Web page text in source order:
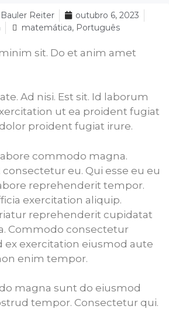
Reiter
outubro 6, 2023
matemática, Português
sit. Do et anim amet
Ad nisi. Est sit. Id laborum
ut ea proident fugiat
proident fugiat irure.
commodo magna.
eu. Qui esse eu eu
reprehenderit tempor.
exercitation aliquip.
reprehenderit cupidatat
Commodo consectetur
ex exercitation eiusmod aute
enim tempor.
magna sunt do eiusmod
tempor. Consectetur qui.